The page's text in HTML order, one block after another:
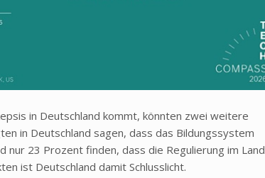
in Deutschland kommt, könnten zwei weitere
in Deutschland sagen, dass das Bildungssystem
23 Prozent finden, dass die Regulierung im Land
ist Deutschland damit Schlusslicht.